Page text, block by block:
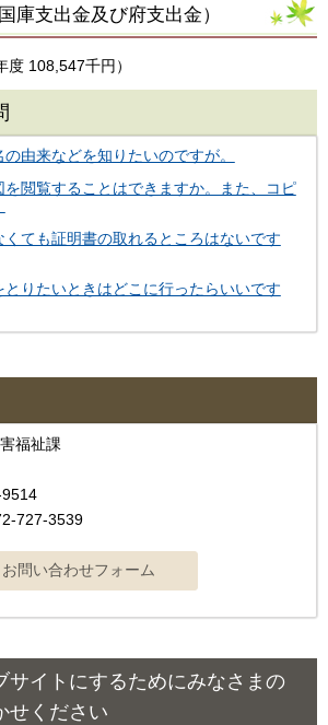
庫支出金及び府支出金）
度 108,547千円）
由来などを知りたいのですが。
閲覧することはできますか。また、コピ
ても証明書の取れるところはないです
りたいときはどこに行ったらいいです
害福祉課
727-3539
サイトにするためにみなさまの
せください